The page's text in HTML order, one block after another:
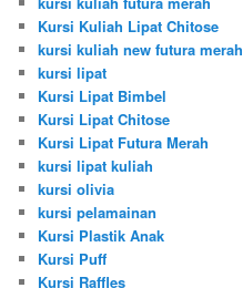
Kursi Kuliah Lipat Chitose
kursi kuliah new futura merah
kursi lipat
Kursi Lipat Bimbel
Kursi Lipat Chitose
Kursi Lipat Futura Merah
kursi lipat kuliah
kursi olivia
kursi pelamainan
Kursi Plastik Anak
Kursi Puff
Kursi Raffles